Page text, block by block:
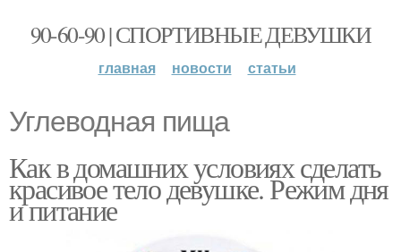
90-60-90 | СПОРТИВНЫЕ ДЕВУШКИ
главная новости статьи
Углеводная пища
Как в домашних условиях сделать
красивое тело девушке. Режим дня
и питание